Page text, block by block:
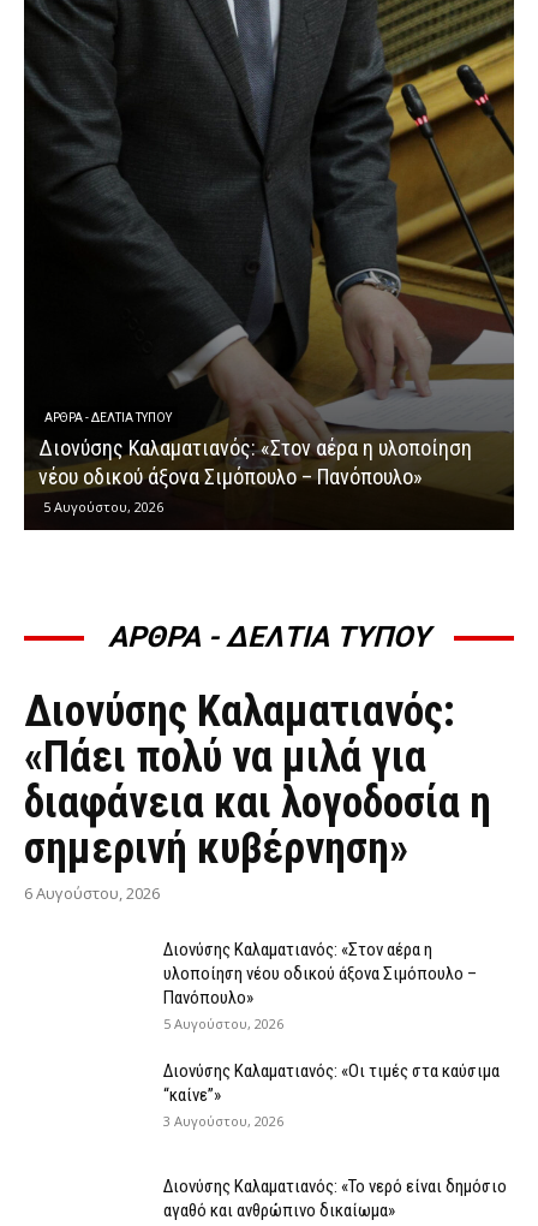
ΆΡΘΡΑ - ΔΕΛΤΊΑ ΤΎΠΟΥ
Διονύσης Καλαματιανός: «Στον αέρα η υλοποίηση
νέου οδικού άξονα Σιμόπουλο – Πανόπουλο»
5 Αυγούστου, 2026
ΑΡΘΡΑ - ΔΕΛΤΙΑ ΤΥΠΟΥ
ΆΡΘΡΑ - ΔΕΛΤΊΑ ΤΎΠΟΥ
Διονύσης Καλαματιανός:
«Πάει πολύ να μιλά για
διαφάνεια και λογοδοσία η
σημερινή κυβέρνηση»
6 Αυγούστου, 2026
Διονύσης Καλαματιανός: «Στον αέρα η
υλοποίηση νέου οδικού άξονα Σιμόπουλο –
Πανόπουλο»
5 Αυγούστου, 2026
Διονύσης Καλαματιανός: «Οι τιμές στα καύσιμα
“καίνε”»
3 Αυγούστου, 2026
Διονύσης Καλαματιανός: «Το νερό είναι δημόσιο
αγαθό και ανθρώπινο δικαίωμα»